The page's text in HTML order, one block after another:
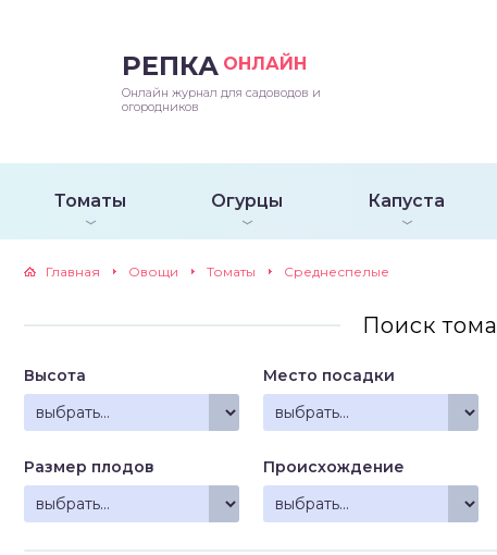
РЕПКА ОНЛАЙН
Онлайн журнал для садоводов и
огородников
Томаты Огурцы Капуста
Главная Овощи Томаты Среднеспелые
Поиск
Высота Место посадки
Размер плодов Происхождение
и подкормки